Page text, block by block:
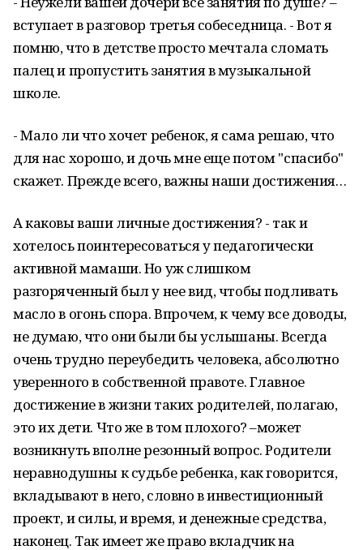
вступает в разговор третья собеседница. - Вот я
помню, что в детстве просто мечтала сломать
палец и пропустить занятия в музыкальной
школе.
- Мало ли что хочет ребенок, я сама решаю, что
для нас хорошо, и дочь мне еще потом "спасибо"
скажет. Прежде всего, важны наши достижения…
А каковы ваши личные достижения? - так и
хотелось поинтересоваться у педагогически
активной мамаши. Но уж слишком
разгоряченный был у нее вид, чтобы подливать
масло в огонь спора. Впрочем, к чему все доводы,
не думаю, что они были бы услышаны. Всегда
очень трудно переубедить человека, абсолютно
уверенного в собственной правоте. Главное
достижение в жизни таких родителей, полагаю,
это их дети. Что же в том плохого? –может
возникнуть вполне резонный вопрос. Родители
неравнодушны к судьбе ребенка, как говорится,
вкладывают в него, словно в инвестиционный
проект, и силы, и время, и денежные средства,
наконец. Так имеет же право вкладчик на